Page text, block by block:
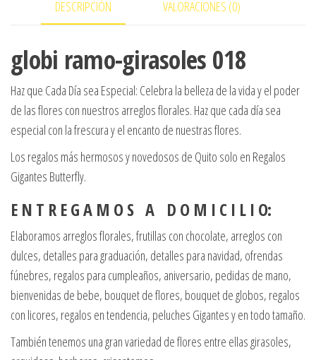
DESCRIPCIÓN VALORACIONES (0)
globi ramo-girasoles 018
Haz que Cada Día sea Especial: Celebra la belleza de la vida y el poder
de las flores con nuestros arreglos florales. Haz que cada día sea
especial con la frescura y el encanto de nuestras flores.
Los regalos más hermosos y novedosos de Quito solo en Regalos
Gigantes Butterfly.
E N T R E G A M O S A D O M I C I L I O:
Elaboramos arreglos florales, frutillas con chocolate, arreglos con
dulces, detalles para graduación, detalles para navidad, ofrendas
fúnebres, regalos para cumpleaños, aniversario, pedidas de mano,
bienvenidas de bebe, bouquet de flores, bouquet de globos, regalos
con licores, regalos en tendencia, peluches Gigantes y en todo tamaño.
También tenemos una gran variedad de flores entre ellas girasoles,